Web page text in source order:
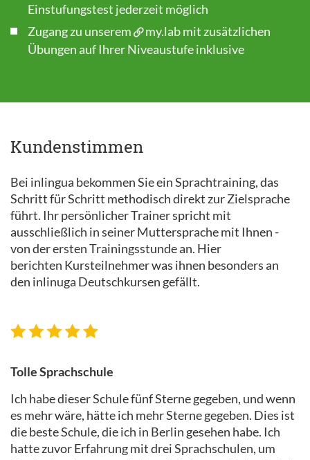
Einstufungstest jederzeit möglich
Zugang zu unserem
my.labmit zusätzlichen
Übungen auf Ihrer Niveaustufe inklusive
Kundenstimmen
Bei inlingua bekommen Sie ein Sprachtraining, das
Schritt für Schritt methodisch direkt zur Zielsprache
führt. Ihr persönlicher Trainer spricht mit
ausschließlich in seiner Muttersprache mit Ihnen -
von der ersten Trainingsstunde an. Hier
berichten Kursteilnehmer was ihnen besonders an
den inlinuga Deutschkursen gefällt.
Tolle Sprachschule
Ich habe dieser Schule fünf Sterne gegeben, und wenn
es mehr wäre, hätte ich mehr Sterne gegeben. Dies ist
die beste Schule, die ich in Berlin gesehen habe. Ich
hatte zuvor Erfahrung mit drei Sprachschulen, um